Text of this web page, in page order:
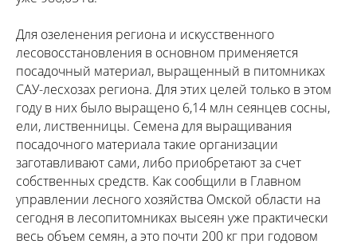
Для озеленения региона и искусственного
лесовосстановления в основном применяется
посадочный материал, выращенный в питомниках
САУ-лесхозах региона. Для этих целей только в этом
году в них было выращено 6,14 млн сеянцев сосны,
ели, лиственницы. Семена для выращивания
посадочного материала такие организации
заготавливают сами, либо приобретают за счет
собственных средств. Как сообщили в Главном
управлении лесного хозяйства Омской области на
сегодня в лесопитомниках высеян уже практически
весь объем семян, а это почти 200 кг при годовом